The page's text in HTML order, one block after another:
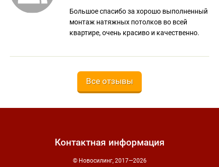
Большое спасибо за хорошо выполненный
монтаж натяжных потолков во всей
квартире, очень красиво и качественно.
Все отзывы
Контактная информация
© Новосилинг, 2017—2026